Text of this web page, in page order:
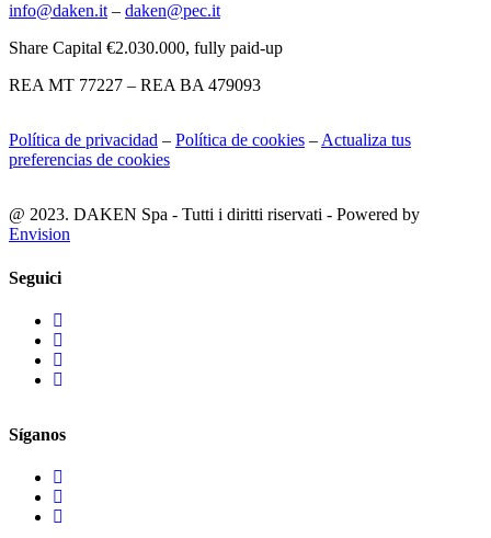
info@daken.it – daken@pec.it
Share Capital €2.030.000, fully paid-up
REA MT 77227 – REA BA 479093
Política de privacidad – Política de cookies – Actualiza tus
preferencias de cookies
@ 2023. DAKEN Spa - Tutti i diritti riservati - Powered by
Envision
Seguici
Síganos